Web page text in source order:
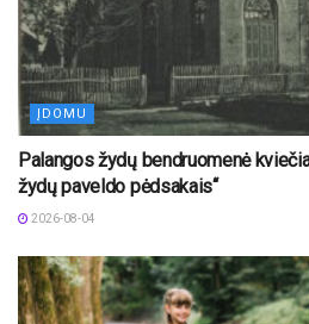
ĮDOMU
Palangos žydų bendruomenė
žydų paveldo pėdsakais“
2026-08-04